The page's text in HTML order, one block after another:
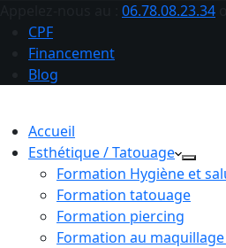
06.78.08.23.34
CPF
Financement
Blog
Accueil
Esthétique / Tatouage
Formation Hygiène et
Formation tatouage
Formation piercing
Formation au